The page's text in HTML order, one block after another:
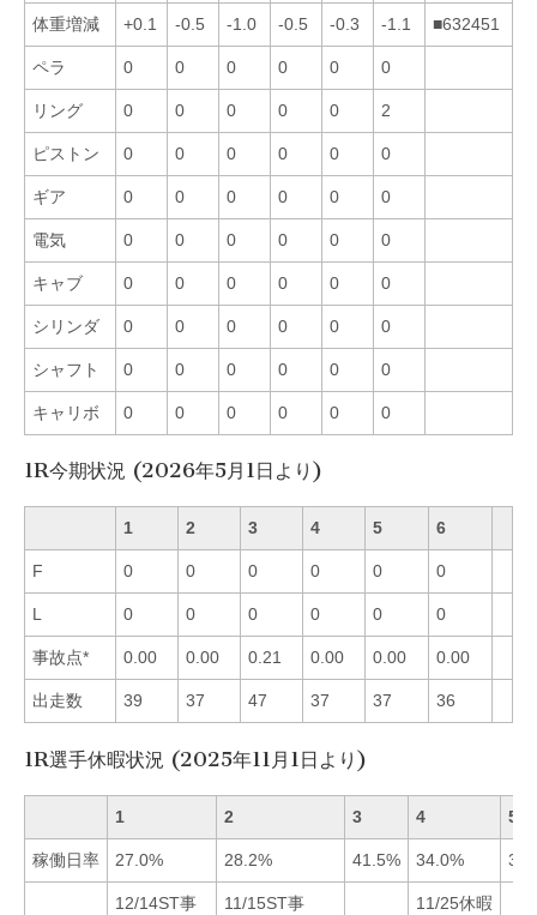
体重増減 +0.1 -0.5 -1.0 -0.5 -0.3 -1.1 ■632451
ペラ 0 0 0 0 0 0
リング 0 0 0 0 0 2
ピストン 0 0 0 0 0 0
ギア 0 0 0 0 0 0
電気 0 0 0 0 0 0
キャブ 0 0 0 0 0 0
シリンダ 0 0 0 0 0 0
シャフト 0 0 0 0 0 0
キャリボ 0 0 0 0 0 0
1R今期状況 (2026年5月1日より)
1 2 3 4 5 6
F 0 0 0 0 0 0
L 0 0 0 0 0 0
事故点* 0.00 0.00 0.21 0.00 0.00 0.00
出走数 39 37 47 37 37 36
1R選手休暇状況 (2025年11月1日より)
1 2 3 4 5
稼働日率 27.0% 28.2% 41.5% 34.0%
12/14ST事
11/15ST事
11/25休暇